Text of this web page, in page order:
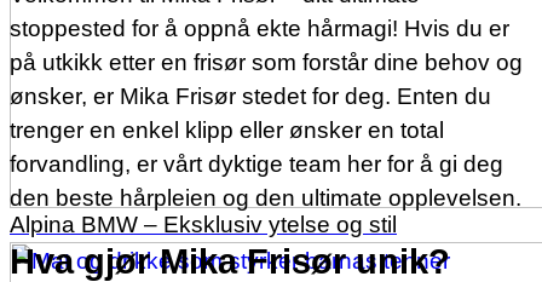
Alpina BMW – Eksklusiv ytelse og stil
stoppested for å oppnå ekte hårmagi! Hvis du er
på utkikk etter en frisør som forstår dine behov og
ønsker, er Mika Frisør stedet for deg. Enten du
trenger en enkel klipp eller ønsker en total
forvandling, er vårt dyktige team her for å gi deg
den beste hårpleien og den ultimate opplevelsen.
Hva gjør Mika Frisør unik?